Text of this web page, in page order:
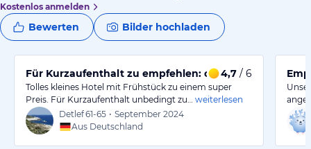
Kostenlos anmelden
Bewerten Bilder hochladen
Für Kurzaufenthalt zu empfehlen: ordentliche Zimmer
4,7 / 6
Tolles kleines Hotel mit Frühstück zu einem super
Preis. Für Kurzaufenthalt unbedingt zu…
weiterlesen
Detlef61-65 • September 2024
Aus Deutschland